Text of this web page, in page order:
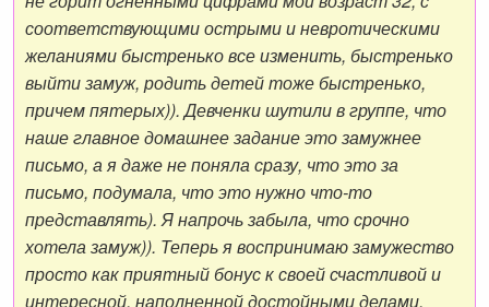
соответствующими острыми и невротическими
желаниями быстренько все изменить, быстренько
выйти замуж, родить детей тоже быстренько,
причем пятерых)). Девченки шутили в группе, что
наше главное домашнее задание это замужнее
письмо, а я даже не поняла сразу, что это за
письмо, подумала, что это нужно что-то
представлять). Я напрочь забыла, что срочно
хотела замуж)). Теперь я воспринимаю замужество
просто как приятный бонус к своей счастливой и
интересной, наполненной достойными делами,